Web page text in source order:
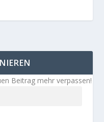
Beitrag mehr verpassen!